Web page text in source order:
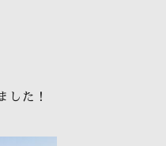
した！